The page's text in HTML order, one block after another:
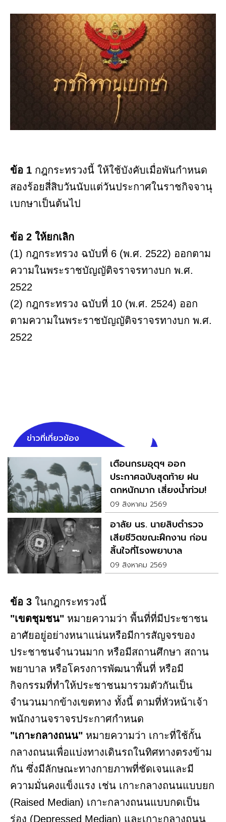
ข้อ 1 กฎกระทรวงนี้ ให้ใช้บังคับเมื่อพันกำหนด
สองร้อยสี่สิบวันนับแต่วันประกาศในราชกิจจานุ
เบกษาเป็นต้นไป
ข้อ 2 ให้ยกเลิก
(1) กฎกระทรวง ฉบับที่ 6 (พ.ศ. 2522) ออกตาม
ความในพระราชบัญญัติจราจรทางบก พ.ศ.
2522
(2) กฎกระทรวง ฉบับที่ 10 (พ.ศ. 2524) ออก
ตามความในพระราชบัญญัติจราจรทางบก พ.ศ.
2522
ข่าวที่เกี่ยวข้อง
เตือนกรมอุตุฯ ออก
ประกาศฉบับสุดท้าย ฝน
ตกหนักมาก เสี่ยงน้ำท่วม!
09 สิงหาคม 2569
อาลัย นร. นายสิบตำรวจ
เสียชีวิตขณะฝึกงาน ก่อน
สิ้นใจที่โรงพยาบาล
09 สิงหาคม 2569
ข้อ 3 ในกฎกระทรวงนี้
"เขตชุมชน" หมายความว่า พื้นที่ที่มีประชาชน
อาศัยอยู่อย่างหนาแน่นหรือมีการสัญจรของ
ประชาชนจำนวนมาก หรือมีสถานศึกษา สถาน
พยาบาล หรือโครงการพัฒนาพื้นที่ หรือมี
กิจกรรมที่ทำให้ประชาชนมารวมตัวกันเป็น
จำนวนมากข้างเขตทาง ทั้งนี้ ตามที่หัวหน้าเจ้า
พนักงานจราจรประกาศกำหนด
"เกาะกลางถนน" หมายความว่า เกาะที่ใช้กั้น
กลางถนนเพื่อแบ่งทางเดินรถในทิศทางตรงข้าม
กัน ซึ่งมีลักษณะทางกายภาพที่ชัดเจนและมี
ความมั่นคงแข็งแรง เช่น เกาะกลางถนนแบบยก
(Raised Median) เกาะกลางถนนแบบกดเป็น
ร่อง (Depressed Median) และเกาะกลางถนน